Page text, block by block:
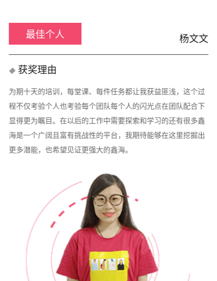
最佳个人 杨文文
获奖理由
为期十天的培训，每堂课、每件任务都让我获益匪浅，这个过
程不仅考验个人也考验每个团队每个人的闪光点在团队配合下
显得更为瞩目。在以后的工作中需要探索和学习的还有很多鑫
海是一个广阔且富有挑战性的平台，我期待能够在这里挖掘出
更多潜能，也希望见证更强大的鑫海。